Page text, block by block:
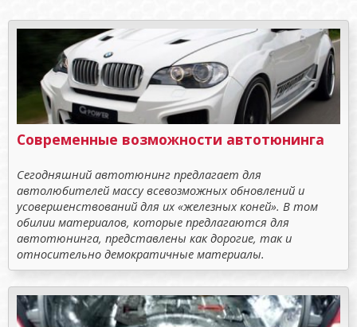
Современные возможности автотюнинга
Сегодняшний автотюнинг предлагает для
автолюбителей массу всевозможных обновлений и
усовершенствований для их «железных коней». В том
обилии материалов, которые предлагаются для
автотюнинга, представлены как дорогие, так и
относительно демократичные материалы.